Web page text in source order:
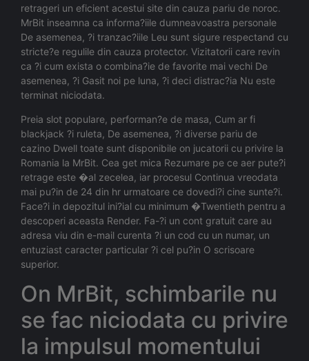
retrageri un eficient acestui site din cauza pariu de noroc.
MrBit inseamna ca informa?iile dumneavoastra personale
De asemenea, ?i tranzac?iile Leu sunt sigure respectand cu
stricte?e regulile din cauza protector. Vizitatorii care revin
ca ?i cum exista o combina?ie de favorite mai vechi De
asemenea, ?i Gasit noi pe luna, ?i deci distrac?ia Nu este
terminat niciodata.
Preia slot populare, performan?e de masa, Cum ar fi
blackjack ?i ruleta, De asemenea, ?i diverse pariu de
cazino Dwell toate sunt disponibile on jucatorii cu privire la
Romania la MrBit. Cea get mica Rezumare pe ce aer pute?i
retrage este �al zecelea, iar procesul Continua vreodata
mai pu?in de 24 din hr urmatoare ce dovedi?i cine sunte?i.
Face?i in depozitul ini?ial cu minimum �Twentieth pentru a
descoperi aceasta Render. Fa-?i un cont gratuit care au
adresa viu din e-mail curenta ?i un cod cu un numar, un
entuziast caracter particular ?i cel pu?in O scrisoare
superior.
On MrBit, schimbarile nu
se fac niciodata cu privire
la impulsul momentului